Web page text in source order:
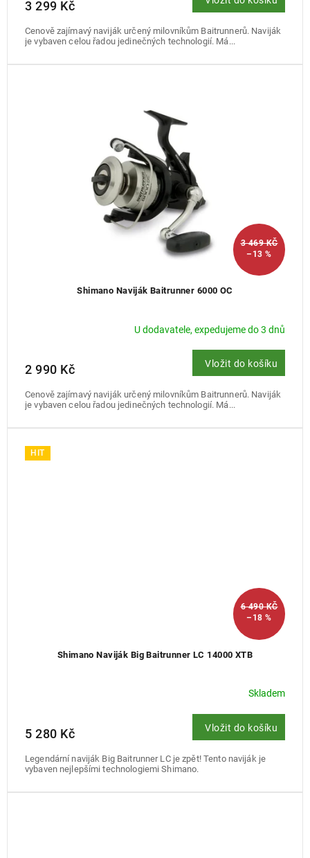
3 299 Kč
Cenově zajímavý naviják určený milovníkům Baitrunnerů. Naviják
je vybaven celou řadou jedinečných technologií. Má...
3 469 KČ
–13 %
Shimano Naviják Baitrunner 6000 OC
U dodavatele, expedujeme do 3 dnů
2 990 Kč Vložit do košíku
Cenově zajímavý naviják určený milovníkům Baitrunnerů. Naviják
je vybaven celou řadou jedinečných technologií. Má...
HIT
6 490 KČ
–18 %
Shimano Naviják Big Baitrunner LC 14000 XTB
Skladem
5 280 Kč Vložit do košíku
Legendární naviják Big Baitrunner LC je zpět! Tento naviják je
vybaven nejlepšími technologiemi Shimano.